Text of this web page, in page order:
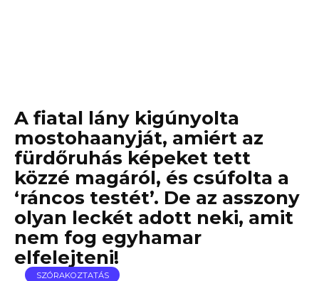
A fiatal lány kigúnyolta
mostohaanyját, amiért az
fürdőruhás képeket tett
közzé magáról, és csúfolta a
‘ráncos testét’. De az asszony
olyan leckét adott neki, amit
nem fog egyhamar
elfelejteni!
SZÓRAKOZTATÁS